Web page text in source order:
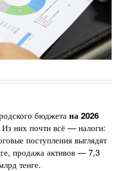
бюджета на 2026
Из них почти всё — налоги:
поступления выглядят
продажа активов — 7,3
тенге.